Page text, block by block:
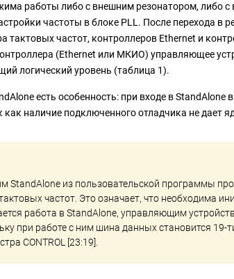
работы либо с внешним резонатором, либо
частоты в блоке PLL. После перехода в
тактовых частот, контроллеров Ethernet и
(Ethernet или МКИО) управляющее
логический уровень (таблица 1).
есть особенность: при входе в
как наличие подключенного отладчика не дает
StandAlone из пользовательской программы
частот. Это означает, что необходима
работа в StandAlone, управляющим
при работе с ним шина данных становится 19-
CONTROL [23:19].